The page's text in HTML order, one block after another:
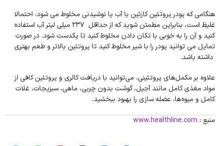
هنگامی که پودر پروتئین کازئین با آب یا نوشیدنی مخلوط می شود، احتمالا
غلیظ است، بنابراین مطمئن شوید که از حداقل 237 میلی لیتر آب استفاده
کنید و آن را به خوبی با تکان دادن مخلوط کنید تا یکدست شود. در صورت
تمایل می توانید پودر را با شیر مخلوط کنید تا پروتئین بالاتر و طعم بهتری
داشته باشد.
علاوه بر مکمل‌های پروتئینی، می‌توانید با دریافت کالری و پروتئین کافی از
مواد مغذی کامل مانند آجیل، گوشت بدون چربی، ماهی، سبزیجات، غلات
کامل و میوه‌ها، عضله سازی را بهبود ببخشید.
منبع : www.healthline.com